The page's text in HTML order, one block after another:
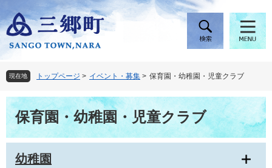
ー
ジ
頭
で
す
ニ
ュ
飛
ば
し
へ
現在地 トップページ > イベント・募集 > 保育園・幼稚園・児童クラブ
本
文保育園・幼稚園・児童クラブ
幼稚園